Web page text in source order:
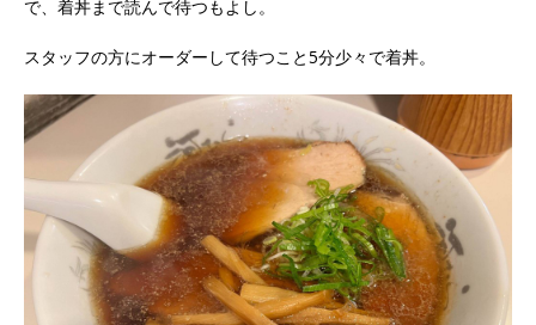
で、着丼まで読んで待つもよし。
スタッフの方にオーダーして待つこと5分少々で着丼。